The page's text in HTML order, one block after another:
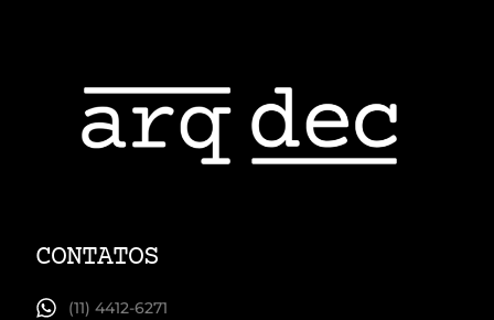
CONTATOS
(11) 4412-6271